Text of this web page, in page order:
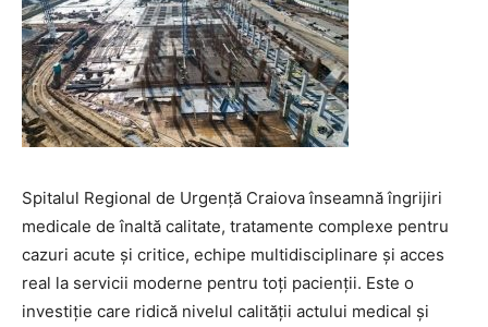
Spitalul Regional de Urgență Craiova înseamnă îngrijiri
medicale de înaltă calitate, tratamente complexe pentru
cazuri acute și critice, echipe multidisciplinare și acces
real la servicii moderne pentru toți pacienții. Este o
investiție care ridică nivelul calității actului medical și